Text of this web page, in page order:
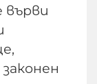
върви